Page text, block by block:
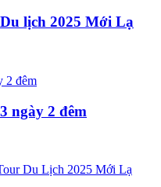
lịch 2025 Mới Lạ
ngày 2 đêm